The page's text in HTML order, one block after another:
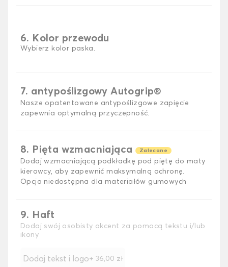
6. Kolor przewodu
Wybierz kolor paska.
7. antypoślizgowy Autogrip®
Nasze opatentowane antypoślizgowe zapięcie
zapewnia optymalną przyczepność.
8. Pięta wzmacniająca Zalecane
Dodaj wzmacniającą podkładkę pod piętę do maty
kierowcy, aby zapewnić maksymalną ochronę.
Opcja niedostępna dla materiałów gumowych
9. Haft
Dodaj swój osobisty akcent za pomocą tekstu i/lub
ikony
Dodaj tekst i logo+ 36,00 zł